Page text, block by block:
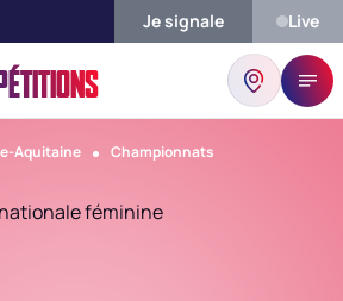
Je signale Live
Aquitaine Championnats